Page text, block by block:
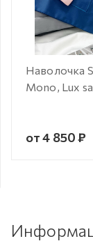
Наволочка
Mono, Lux
от 4 850 ₽